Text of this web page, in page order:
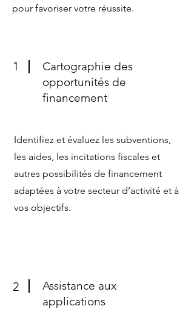
pour favoriser votre réussite.
1
Cartographie des
opportunités de
financement
Identifiez et évaluez les subventions,
les aides, les incitations fiscales et
autres possibilités de financement
adaptées à votre secteur d’activité et à
vos objectifs.
2
Assistance aux
applications